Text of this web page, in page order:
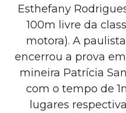
Esthefany
100m livre da
motora). A
encerrou a prova
mineira Patrícia
com o tempo de
lugares